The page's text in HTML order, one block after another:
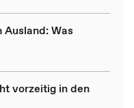
Was
vorzeitig in den